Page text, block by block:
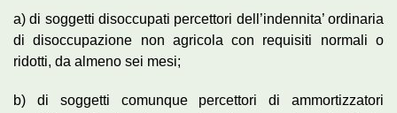
a) di soggetti disoccupati percettori dell’indennita’ ordinaria
di disoccupazione non agricola con requisiti normali o
ridotti, da almeno sei mesi;
b) di soggetti comunque percettori di ammortizzatori